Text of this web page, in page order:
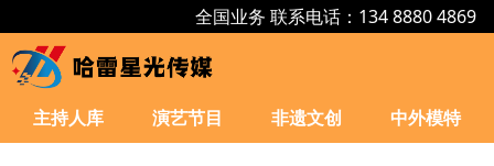
全国业务 联系电话：134 8880 4869
主持人库 演艺节目 非遗文创 中外模特